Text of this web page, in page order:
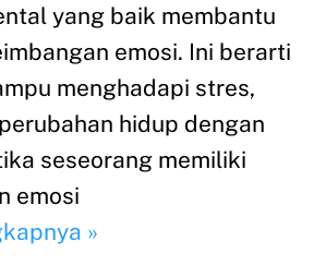
yang baik membantu
emosi. Ini berarti
menghadapi stres,
hidup dengan
seseorang memiliki
emosi
»